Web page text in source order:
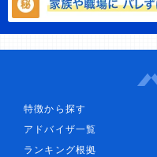
特徴から探す
アドバイザ一覧
ランキング根拠